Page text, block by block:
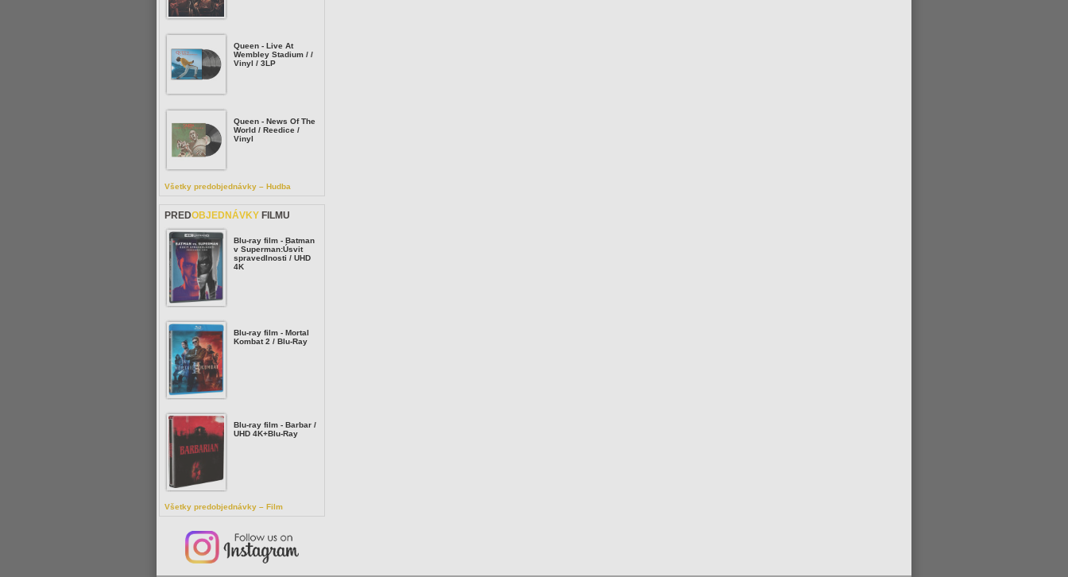
Queen - Live At
Wembley Stadium / /
Vinyl / 3LP
Queen - News Of The
World / Reedice /
Vinyl
Všetky predobjednávky – Hudba
PREDOBJEDNÁVKY FILMU
Blu-ray film - Batman
v Superman:Úsvit
spravedlnosti / UHD
4K
Blu-ray film - Mortal
Kombat 2 / Blu-Ray
Blu-ray film - Barbar /
UHD 4K+Blu-Ray
Všetky predobjednávky – Film